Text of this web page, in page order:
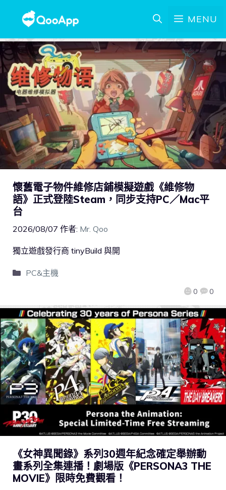
MENU
懷舊電子物件維修店鋪模擬遊戲《維修物
語》正式登陸Steam，同步支持PC／Mac平
台
2026/08/07 作者: Mr. Qoo
0 0
獨立遊戲發行商 tinyBuild 與開
PC&主機
《女神異聞錄》系列30週年紀念確定舉辦動
畫系列全集連播！劇場版《PERSONA3 THE
MOVIE》限時免費觀看！